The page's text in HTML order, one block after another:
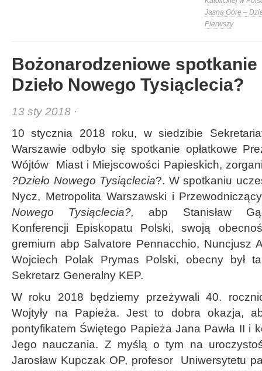
Jasną Górę –
Pierwszy
Bożonarodzeniowe spotkanie
Dzieło Nowego Tysiąclecia?
13 sty 2018 ·
10 stycznia 2018 roku, w siedzibie
Warszawie odbyło się spotkanie opłatkowe
Wójtów Miast i Miejscowości Papieskich,
?Dzieło Nowego Tysiąclecia?. W spotkaniu
Nycz, Metropolita Warszawski i
Nowego Tysiąclecia?,
abp Stanisław
Konferencji Episkopatu Polski, swoją
gremium abp Salvatore Pennacchio, Nuncjusz
Wojciech Polak Prymas Polski, obecny był
Sekretarz Generalny KEP.
W roku 2018 będziemy przeżywali 40.
Wojtyły na Papieża. Jest to dobra okazja,
pontyfikatem Świętego Papieża Jana Pawła II i
Jego nauczania. Z myślą o tym na
Jarosław Kupczak OP, profesor Uniwersytetu